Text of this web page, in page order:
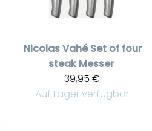
Nicolas Vahé Set of four
steak Messer
39,95 €
Auf Lager verfügbar